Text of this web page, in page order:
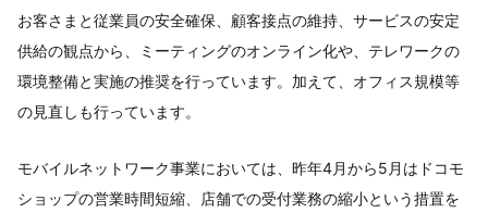
お客さまと従業員の安全確保、顧客接点の維持、サービスの安定
供給の観点から、ミーティングのオンライン化や、テレワークの
環境整備と実施の推奨を行っています。加えて、オフィス規模等
の見直しも行っています。
モバイルネットワーク事業においては、昨年4月から5月はドコモ
ショップの営業時間短縮、店舗での受付業務の縮小という措置を